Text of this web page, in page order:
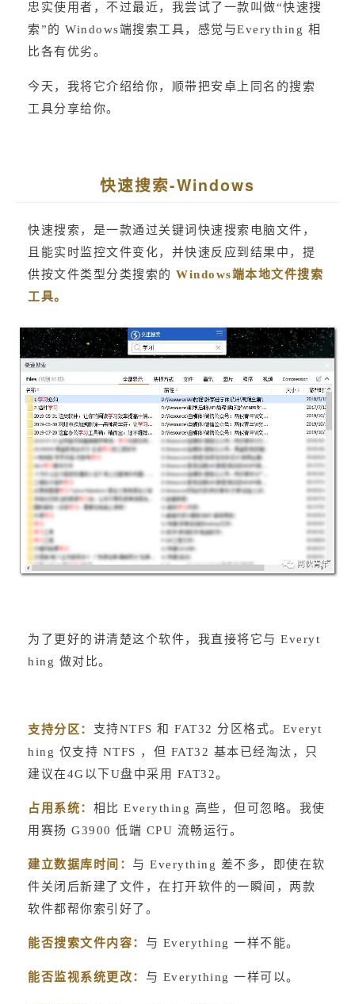
忠实使用者，不过最近，我尝试了一款叫做“快速搜
索”的 Windows端搜索工具，感觉与Everything 相
比各有优劣。
今天，我将它介绍给你，顺带把安卓上同名的搜索
工具分享给你。
快速搜索-Windows
快速搜索，是一款通过关键词快速搜索电脑文件，
且能实时监控文件变化，并快速反应到结果中，提
供按文件类型分类搜索的 Windows端本地文件搜索
工具。
为了更好的讲清楚这个软件，我直接将它与 Everyt
hing 做对比。
支持分区： 支持NTFS 和 FAT32 分区格式。Everyt
hing 仅支持 NTFS ，但 FAT32 基本已经淘汰，只
建议在4G以下U盘中采用 FAT32。
占用系统： 相比 Everything 高些，但可忽略。我使
用赛扬 G3900 低端 CPU 流畅运行。
建立数据库时间： 与 Everything 差不多，即使在软
件关闭后新建了文件，在打开软件的一瞬间，两款
软件都帮你索引好了。
能否搜索文件内容： 与 Everything 一样不能。
能否监视系统更改： 与 Everything 一样可以。